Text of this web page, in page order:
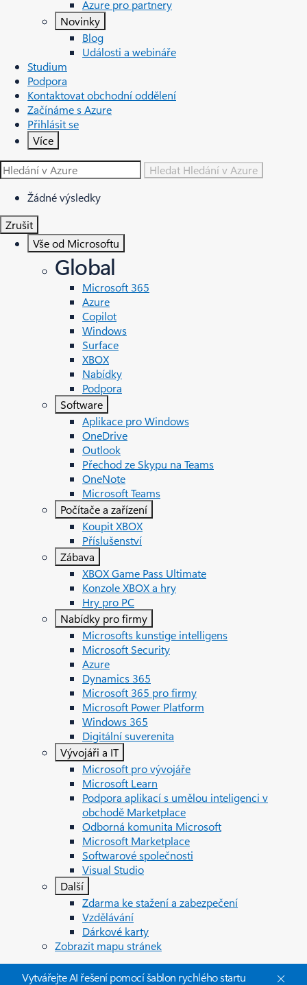
Azure pro partnery
Novinky
Blog
Události a webináře
Studium
Podpora
Kontaktovat obchodní oddělení
Začínáme s Azure
Přihlásit se
Více
Hledat Hledání v Azure
Žádné výsledky
Zrušit
Vše od Microsoftu
Global
Microsoft 365
Azure
Copilot
Windows
Surface
XBOX
Nabídky
Podpora
Software
Aplikace pro Windows
OneDrive
Outlook
Přechod ze Skypu na Teams
OneNote
Microsoft Teams
Počítače a zařízení
Koupit XBOX
Příslušenství
Zábava
XBOX Game Pass Ultimate
Konzole XBOX a hry
Hry pro PC
Nabídky pro firmy
Microsofts kunstige intelligens
Microsoft Security
Azure
Dynamics 365
Microsoft 365 pro firmy
Microsoft Power Platform
Windows 365
Digitální suverenita
Vývojáři a IT
Microsoft pro vývojáře
Microsoft Learn
Podpora aplikací s umělou inteligenci v
obchodě Marketplace
Odborná komunita Microsoft
Microsoft Marketplace
Softwarové společnosti
Visual Studio
Další
Zdarma ke stažení a zabezpečení
Vzdělávání
Dárkové karty
Zobrazit mapu stránek
Vytvářejte AI řešení pomocí šablon rychlého startu